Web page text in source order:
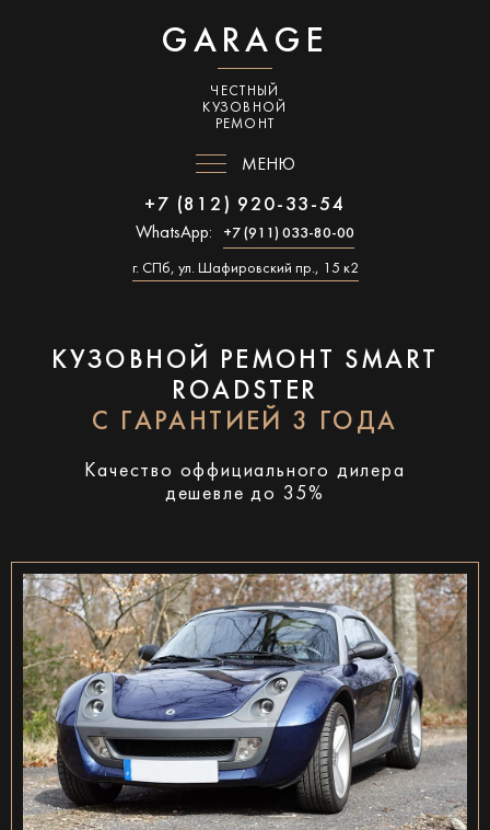
GARAGE
ЧЕСТНЫЙ
КУЗОВНОЙ
РЕМОНТ
МЕНЮ
+7 (812) 920-33-54
WhatsApp: +7 (911) 033-80-00
г. СПб, ул. Шафировский пр., 15 к2
КУЗОВНОЙ РЕМОНТ SMART
ROADSTER
С ГАРАНТИЕЙ 3 ГОДА
Качество оффициального дилера
дешевле до 35%